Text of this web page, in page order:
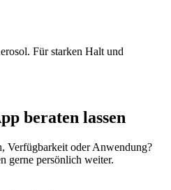
Für starken Halt und
beraten lassen
Verfügbarkeit oder Anwendung?
gerne persönlich weiter.